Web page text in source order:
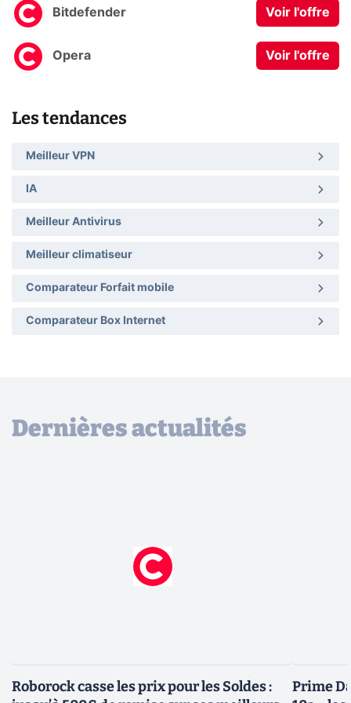
Bitdefender Voir l'offre
Opera Voir l'offre
Les tendances
Meilleur VPN
IA
Meilleur Antivirus
Meilleur climatiseur
Comparateur Forfait mobile
Comparateur Box Internet
Dernières actualités
Roborock casse les prix pour les Soldes :
Prime